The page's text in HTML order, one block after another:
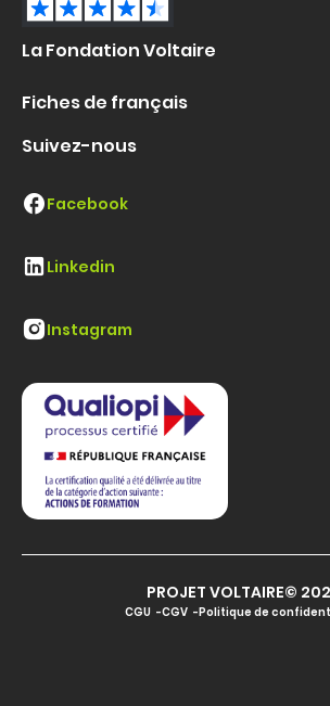
La Fondation Voltaire
Fiches de français
Suivez-nous
Facebook
Linkedin
Instagram
PROJET VOLTAIRE©
CGU CGV Politique de